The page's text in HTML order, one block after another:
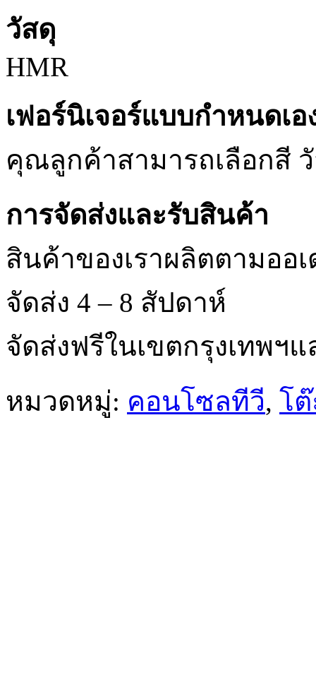
วัสดุ
HMR
เฟอร์นิเจอร์แบบกำหนดเอ
คุณลูกค้าสามารถเลือกสี
การจัดส่งและรับสินค้า
สินค้าของเราผลิตตามออ
จัดส่ง 4 – 8 สัปดาห์
จัดส่งฟรีในเขตกรุงเทพฯ
หมวดหมู่: คอนโซลทีวี, โ